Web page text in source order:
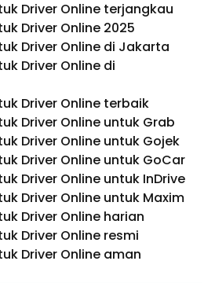
Driver Online terjangkau
Driver Online 2025
Driver Online di Jakarta
Driver Online di
Driver Online terbaik
Driver Online untuk Grab
Driver Online untuk Gojek
Driver Online untuk GoCar
Driver Online untuk InDrive
Driver Online untuk Maxim
Driver Online harian
Driver Online resmi
Driver Online aman